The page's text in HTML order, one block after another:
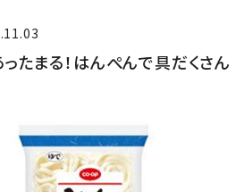
たまる！はんぺんで具だくさん